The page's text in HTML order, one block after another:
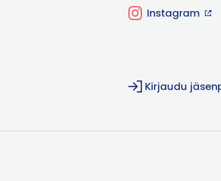
Instagram
Kirjaudu